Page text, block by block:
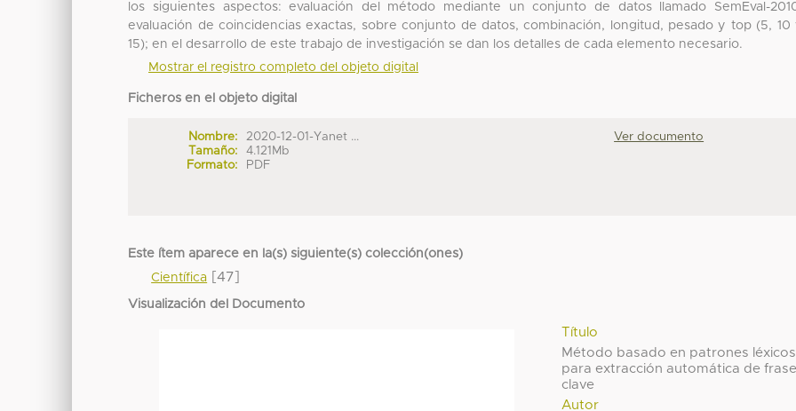
los siguientes aspectos: evaluación del método mediante un conjunto de datos llamado SemEval-
evaluación de coincidencias exactas, sobre conjunto de datos, combinación, longitud, pesado y top (5, 10
15); en el desarrollo de este trabajo de investigación se dan los detalles de cada elemento necesario.
Mostrar el registro completo del objeto digital
Ficheros en el objeto digital
Nombre:
2020-12-01-Yanet ...
Tamaño:
4.121Mb
Formato:
PDF
Ver documento
Este ítem aparece en la(s) siguiente(s) colección(ones)
Científica [47]
Visualización del Documento
Título
Método basado en patrones léxicos
para extracción automática de
clave
Autor